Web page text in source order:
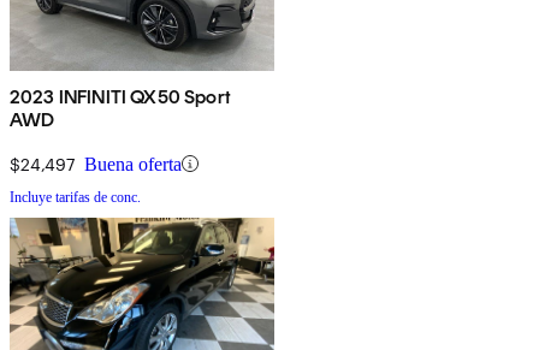
2023 INFINITI QX50 Sport
AWD
$24,497 Buena oferta
Incluye tarifas de conc.